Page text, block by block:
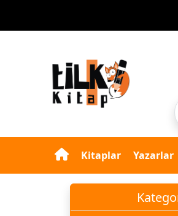
Kitaplar Yazarlar